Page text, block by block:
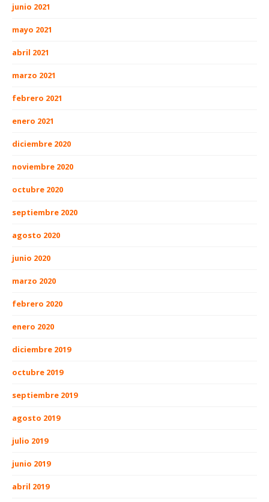
junio 2021
mayo 2021
abril 2021
marzo 2021
febrero 2021
enero 2021
diciembre 2020
noviembre 2020
octubre 2020
septiembre 2020
agosto 2020
junio 2020
marzo 2020
febrero 2020
enero 2020
diciembre 2019
octubre 2019
septiembre 2019
agosto 2019
julio 2019
junio 2019
abril 2019